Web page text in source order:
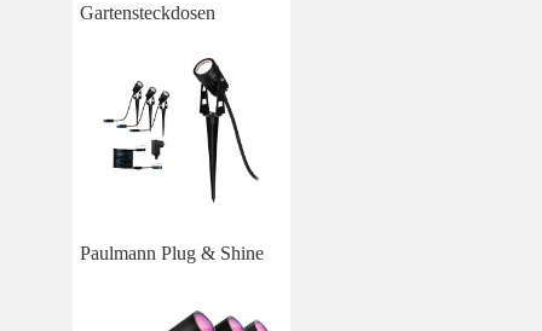
Gartensteckdosen
Paulmann Plug & Shine